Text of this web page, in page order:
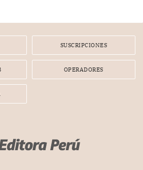
de un meet and greet con
SUSCRIPCIONES
OPERADORES